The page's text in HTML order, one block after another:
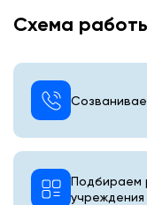
Схема
Подбираем
учреждения